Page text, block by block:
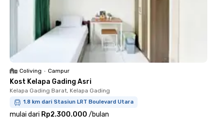
Coliving • Campur
Kost Kelapa Gading Asri
Kelapa Gading Barat, Kelapa Gading
1.8 km dari Stasiun LRT Boulevard Utara
mulai dari Rp2.300.000 /bulan